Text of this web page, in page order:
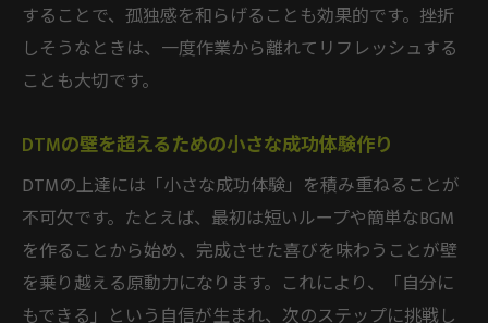
することで、孤独感を和らげることも効果的です。挫折
しそうなときは、一度作業から離れてリフレッシュする
ことも大切です。
DTMの壁を超えるための小さな成功体験作り
DTMの上達には「小さな成功体験」を積み重ねることが
不可欠です。たとえば、最初は短いループや簡単なBGM
を作ることから始め、完成させた喜びを味わうことが壁
を乗り越える原動力になります。これにより、「自分に
もできる」という自信が生まれ、次のステップに挑戦し